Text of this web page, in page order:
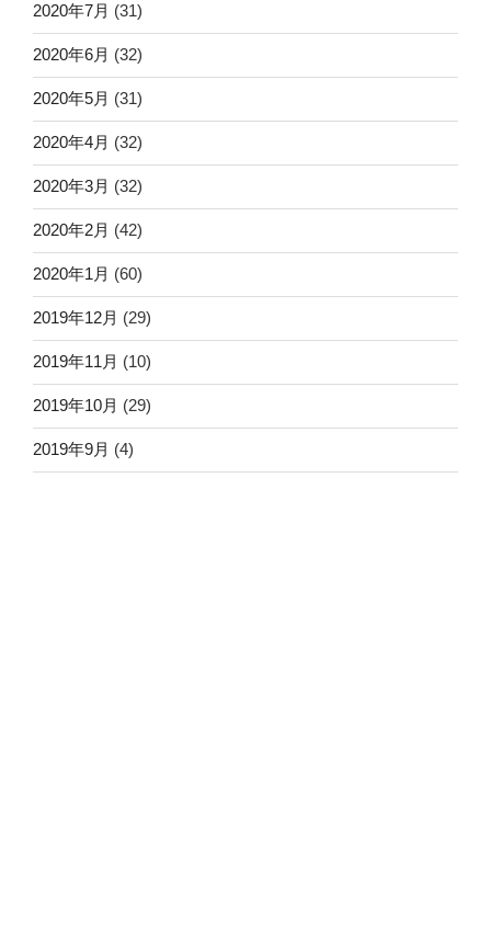
2020年7月 (31)
2020年6月 (32)
2020年5月 (31)
2020年4月 (32)
2020年3月 (32)
2020年2月 (42)
2020年1月 (60)
2019年12月 (29)
2019年11月 (10)
2019年10月 (29)
2019年9月 (4)